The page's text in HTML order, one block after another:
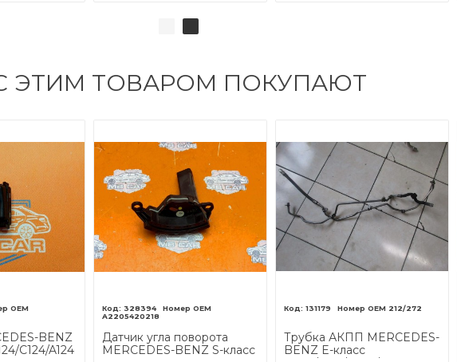
ЭТИМ ТОВАРОМ ПОКУПАЮТ
BENZ
C124/A124
328394
A2205420218
Датчик угла поворота
MERCEDES-BENZ S-класс
131179 212/272
Трубка АКПП MERCEDES-
BENZ E-класс